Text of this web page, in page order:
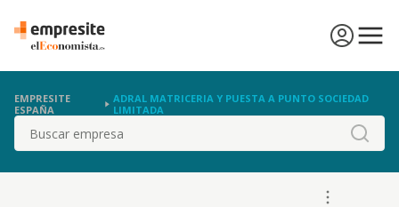
EMPRESITE
ESPAÑA
ADRAL MATRICERIA Y PUESTA A PUNTO SOCIEDAD
LIMITADA
Buscar